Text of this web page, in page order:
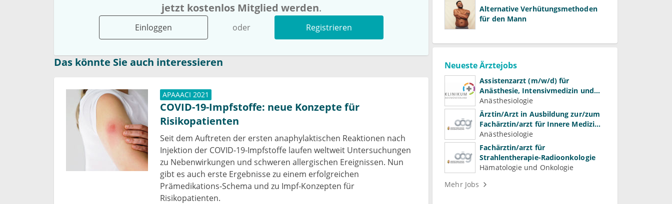
jetzt kostenlos Mitglied werden.
Einloggen oder Registrieren
Das könnte Sie auch interessieren
APAAACI 2021
COVID-19-Impfstoffe: neue Konzepte für
Risikopatienten
Seit dem Auftreten der ersten anaphylaktischen Reaktionen nach
Injektion der COVID-19-Impfstoffe laufen weltweit Untersuchungen
zu Nebenwirkungen und schweren allergischen Ereignissen. Nun
gibt es auch erste Ergebnisse zu einem erfolgreichen
Prämedikations-Schema und zu Impf-Konzepten für
Risikopatienten.
Alternative Verhütungsmethoden
für den Mann
Neueste Ärztejobs
Assistenzarzt (m/w/d) für
Anästhesie, Intensivmedizin und
Schmerztherapie
Anästhesiologie
Ärztin/Arzt in Ausbildung zur/zum
Fachärztin/arzt für Innere Medizin
(Kardiologie, Nephrologie,
Intensivmedizin)
Anästhesiologie
Fachärztin/arzt für
Strahlentherapie-Radioonkologie
Hämatologie und Onkologie
Mehr Jobs